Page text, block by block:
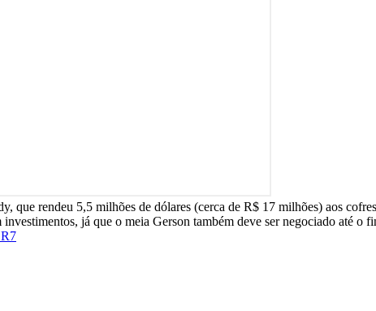
que rendeu 5,5 milhões de dólares (cerca de R$ 17 milhões) aos
já que o meia Gerson também deve ser negociado até
R7